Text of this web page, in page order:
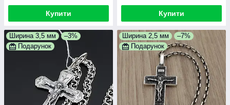
Купити Купити
Ширина 3,5 мм
–3%
Подарунок
Ширина 2,5 мм
–7%
Подарунок